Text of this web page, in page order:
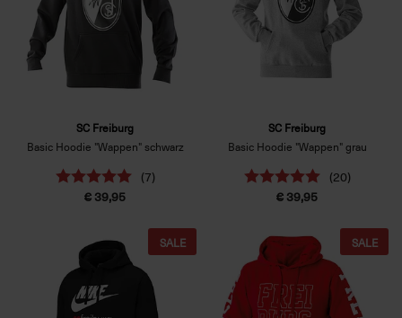
SC Freiburg
Basic Hoodie "Wappen" schwarz
(7)
€ 39,95
SC Freiburg
Basic Hoodie "Wappen" grau
(20)
€ 39,95
SALE SALE